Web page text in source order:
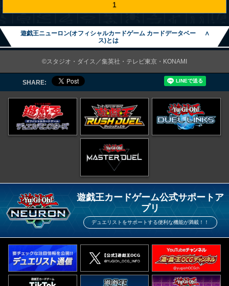
1
遊戯王ニューロン(オフィシャルカードゲーム カードデータベー
ス)とは
∧
©スタジオ・ダイス／集英社・テレビ東京・KONAMI
SHARE:
遊戯王カードゲーム公式サポートア
プリ
デュエリストをサポートする便利な機能が満載！！